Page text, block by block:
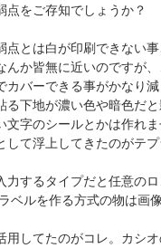
をご存知でしょうか？
とは白が印刷できない
か皆無に近いのですが
カバーできる事がかなり
下地が濃い色や暗色だ
文字のシールとかは作れ
て浮上してきたのがテ
するタイプだと任意の
ベルを作る方式の物は画
してたのがコレ。カシ